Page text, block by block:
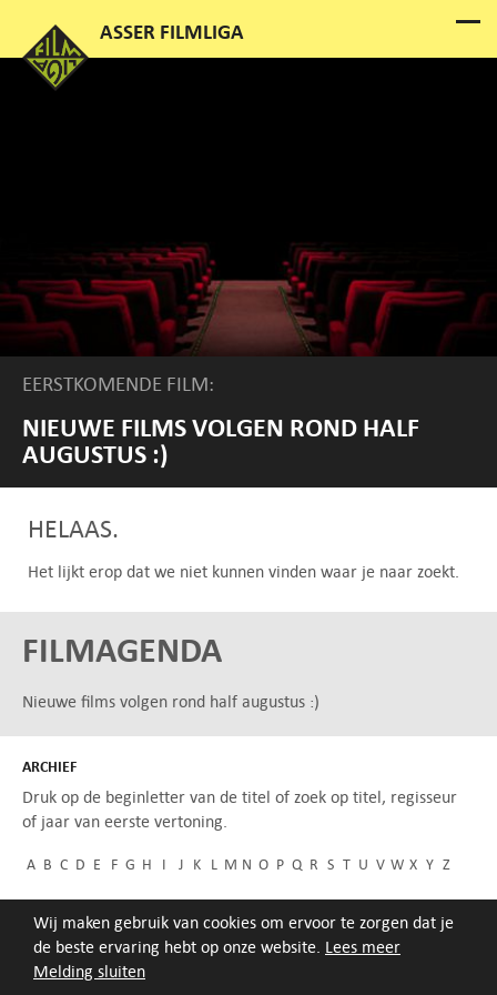
Melding sluiten
Wij maken gebruik van cookies om ervoor te zorgen dat je
de beste ervaring hebt op onze website. Lees meer
EERSTKOMENDE FILM:
NIEUWE FILMS VOLGEN ROND HALF
AUGUSTUS :)
HELAAS.
Het lijkt erop dat we niet kunnen vinden waar je naar zoekt.
FILMAGENDA
Nieuwe films volgen rond half augustus :)
ARCHIEF
Druk op de beginletter van de titel of zoek op titel, regisseur
of jaar van eerste vertoning.
A B C D E F G H I J K L M N O P Q R S T U V W X Y Z